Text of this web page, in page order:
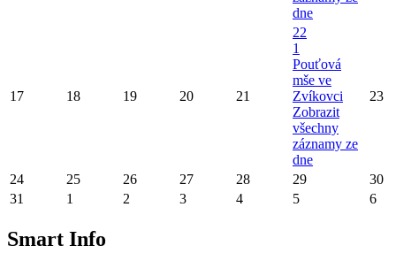
dne
17 18 19 20 21
22
1
Pouťová
mše ve
Zvíkovci
Zobrazit
všechny
záznamy ze
dne
23
24 25 26 27 28 29
30
31
1 2 3 4 5 6
Smart Info